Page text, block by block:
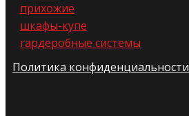
прихожие
шкафы-купе
гардеробные системы
Политика конфиденциальности